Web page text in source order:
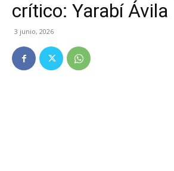
crítico: Yarabí Ávila
3 junio, 2026